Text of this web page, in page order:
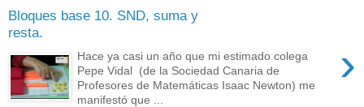
Bloques base 10. SND, suma y
resta.
›
Hace ya casi un año que mi estimado colega
Pepe Vidal (de la Sociedad Canaria de
Profesores de Matemáticas Isaac Newton) me
manifestó que ...